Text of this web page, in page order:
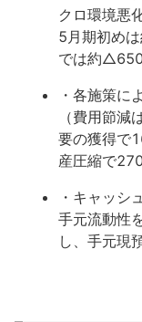
クロ環境悪
5月期初め
では約△650
・各施策に
（費用節
要の獲得で
産圧縮で270
・キャッシ
手元流動性
し、手元現